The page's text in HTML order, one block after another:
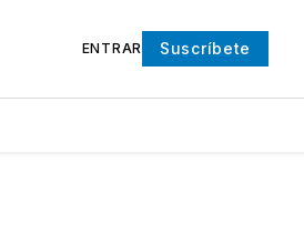
ENTRAR Suscríbete